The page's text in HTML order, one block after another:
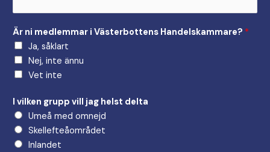
M
a
t
a
l
e
r
g
Är ni medlemmar i Västerbottens Handelskammare? *
Ja, såklart
Nej, inte ännu
Vet inte
I vilken grupp vill jag helst delta
Umeå med omnejd
Skellefteåområdet
Inlandet